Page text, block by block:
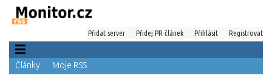
Přidat server Přidej PR článek Přihlásit Registrovat
Články Moje RSS